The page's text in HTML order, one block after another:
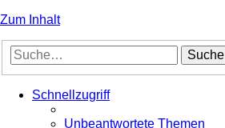
Zum Inhalt
Suche
Schnellzugriff
Unbeantwortete Themen